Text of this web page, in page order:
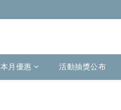
本月優惠 活動抽獎公布